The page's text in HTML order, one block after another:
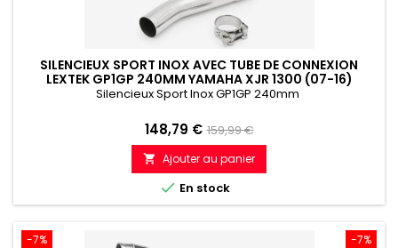
SILENCIEUX SPORT INOX AVEC TUBE DE CONNEXION
LEXTEK GP1GP 240MM YAMAHA XJR 1300 (07-16)
Silencieux Sport Inox GP1GP 240mm
Prix
148,79 € Prix
de
référence
159,99 €
 Ajouter au panier
 En stock
-7%
-7%